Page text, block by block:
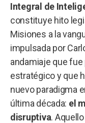
Integral de
constituye hito
Misiones a la
impulsada por
andamiaje que
estratégico y que
nuevo paradigma
última década: el
disruptiva.